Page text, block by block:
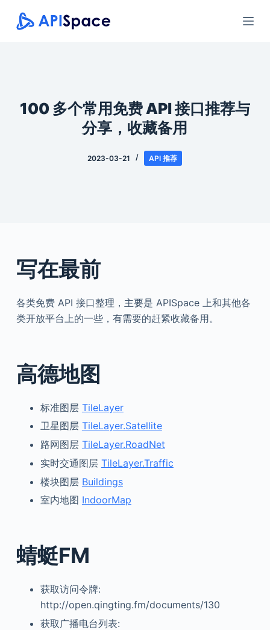
跳
过
100 多个常用免费 API 接口推荐与
分享，收藏备用
2023-03-21 API 推荐
写在最前
各类免费 API 接口整理，主要是 APISpace 上和其他各
类开放平台上的一些，有需要的赶紧收藏备用。
高德地图
标准图层 TileLayer
卫星图层 TileLayer.Satellite
路网图层 TileLayer.RoadNet
实时交通图层 TileLayer.Traffic
楼块图层 Buildings
室内地图 IndoorMap
蜻蜓FM
获取访问令牌:
http://open.qingting.fm/documents/130
获取广播电台列表: